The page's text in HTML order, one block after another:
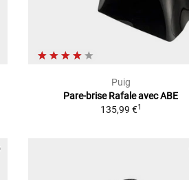
Puig
Pare-brise Rafale avec ABE
135,99 €1